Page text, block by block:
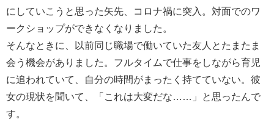
にしていこうと思った矢先、コロナ禍に突入。対面でのワ
ークショップができなくなりました。
そんなときに、以前同じ職場で働いていた友人とたまたま
会う機会がありました。フルタイムで仕事をしながら育児
に追われていて、自分の時間がまったく持てていない。彼
女の現状を聞いて、「これは大変だな……」と思ったんで
す。